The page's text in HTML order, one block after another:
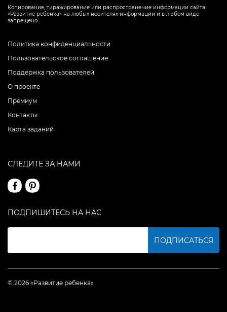
Копирование, тиражирование или распространение информации сайта
«Развитие ребенка» на любых носителях информации и в любом виде
запрещено.
Политика конфиденциальности
Пользовательское соглашение
Поддержка пользователей
О проекте
Премиум
Контакты
Карта заданий
СЛЕДИТЕ ЗА НАМИ
ПОДПИШИТЕСЬ НА НАС
ПОДПИСАТЬСЯ
© 2026 «Развитие ребенка»